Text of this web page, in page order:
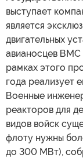
выступает
является
двигательных
авианосцев
рамках этого
года реализует
Военные
реакторов для
видов войск
флоту нужны
до 300 МВт),